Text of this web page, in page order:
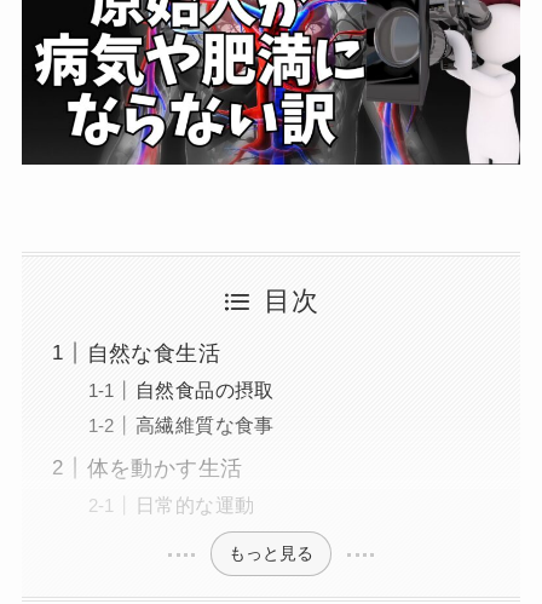
目次
自然な食生活
自然食品の摂取
高繊維質な食事
体を動かす生活
日常的な運動
もっと見る